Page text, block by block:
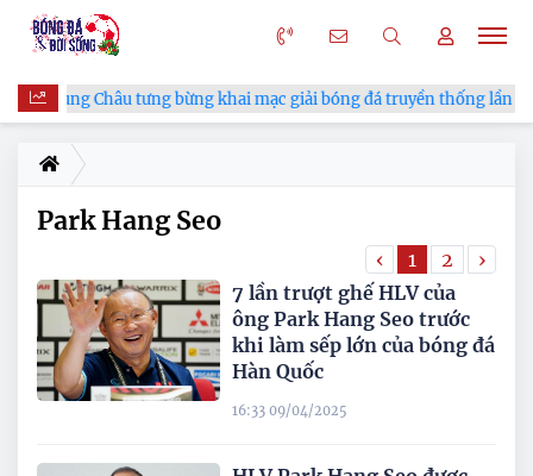
Xã Hùng Châu tưng bừng khai mạc giải bóng đá truyền thống lần thứ
Park Hang Seo
‹ 1 2
›
7 lần trượt ghế HLV của
ông Park Hang Seo trước
khi làm sếp lớn của bóng đá
Hàn Quốc
16:33 09/04/2025